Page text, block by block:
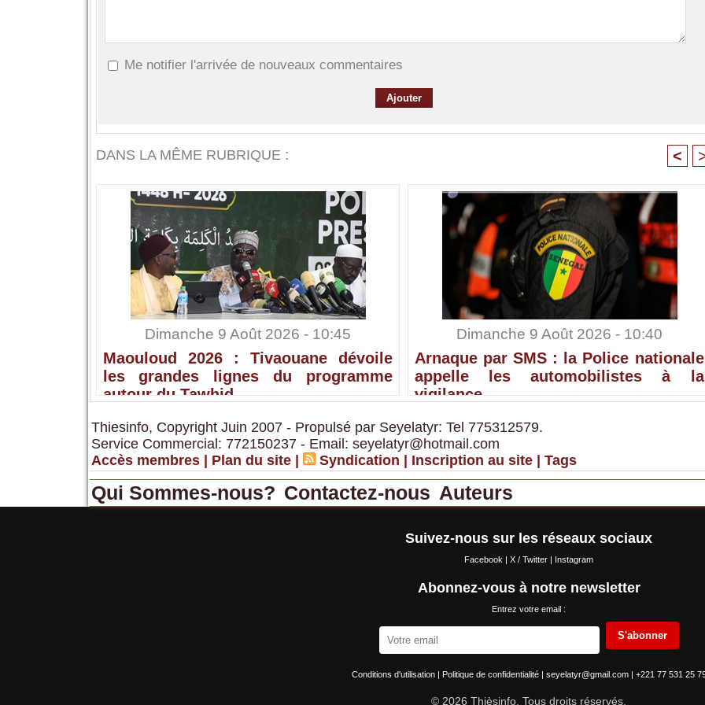
Me notifier l'arrivée de nouveaux commentaires
DANS LA MÊME RUBRIQUE : <
Dimanche 9 Août 2026 - 10:45
Maouloud 2026 : Tivaouane dévoile
les grandes lignes du programme
autour du Tawhid
Dimanche 9 Août 2026 - 10:40
Arnaque par SMS : la Police nationale
appelle les automobilistes à la
vigilance
Thiesinfo, Copyright Juin 2007 - Propulsé par Seyelatyr: Tel 775312579.
Service Commercial: 772150237 - Email: seyelatyr@hotmail.com
Accès membres | Plan du site | Syndication | Inscription au site | Tags
Qui Sommes-nous? Contactez-nous Auteurs
Suivez-nous sur les réseaux sociaux
Facebook | X / Twitter | Instagram
Abonnez-vous à notre newsletter
Entrez votre email :
S'abonner
Conditions d'utilisation | Politique de confidentialité | seyelatyr@gmail.com | +221 77 531 25
© 2026 Thièsinfo. Tous droits réservés.